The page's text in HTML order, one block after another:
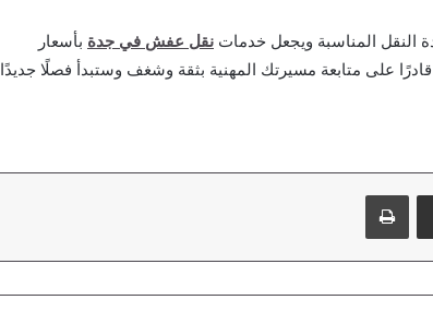
المناسبة ويجعل خدمات نقل عفش في جدة بأسعار
على متابعة مسيرتك المهنية بثقة وشغف وستبدأ فصلًا جديدًا
طباعة